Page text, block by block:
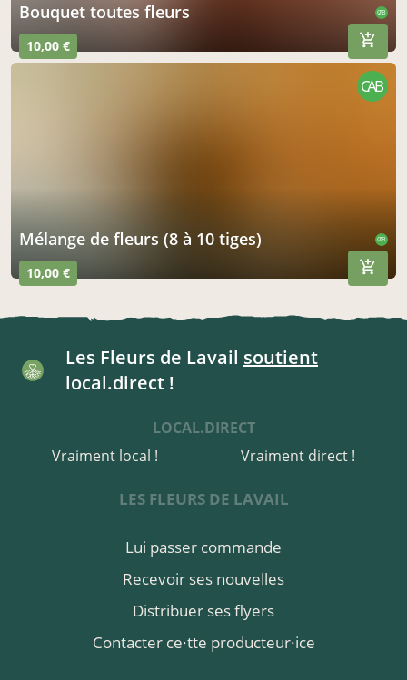
bouquet toutes fleurs CAB
10,00 €
mélange de fleurs (8 à 10 tiges) CAB
10,00 €
CAB
Les Fleurs de Lavail soutient
local.direct !
LOCAL.DIRECT
Vraiment local !
Vraiment direct !
LES FLEURS DE LAVAIL
Lui passer commande
Recevoir ses nouvelles
Distribuer ses flyers
Contacter ce·tte producteur·ice